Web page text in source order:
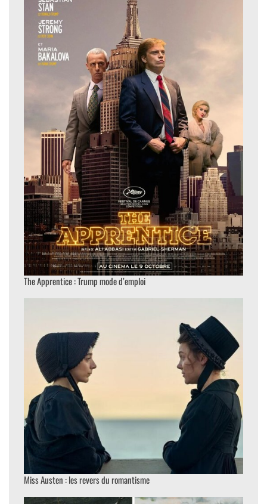
The Apprentice : Trump mode d’emploi
Miss Austen : les revers du romantisme